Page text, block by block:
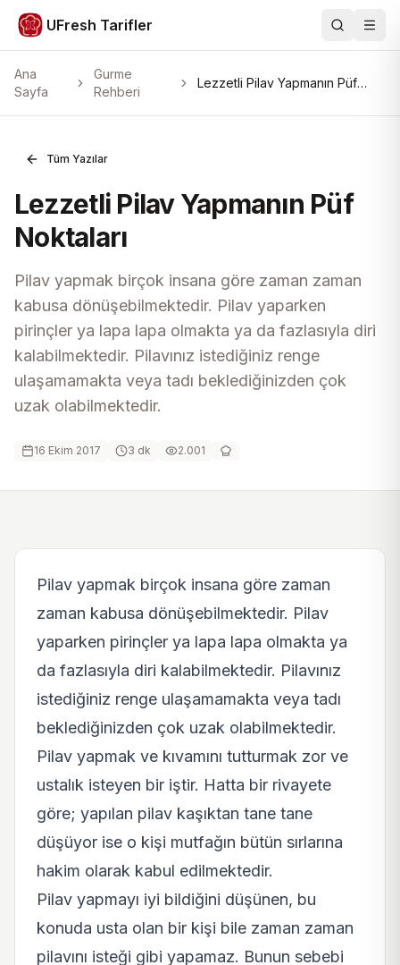
UFresh Tarifler Ara
Ana
Sayfa
Gurme
Rehberi
Lezzetli Pilav Yapmanın Püf
Tüm Yazılar
Lezzetli Pilav Yapmanın Püf
Noktaları
Pilav yapmak birçok insana göre zaman zaman
kabusa dönüşebilmektedir. Pilav yaparken
pirinçler ya lapa lapa olmakta ya da fazlasıyla diri
kalabilmektedir. Pilavınız istediğiniz renge
ulaşamamakta veya tadı beklediğinizden çok
uzak olabilmektedir.
16 Ekim 2017 3 dk 2.001
Pilav yapmak birçok insana göre zaman
zaman kabusa dönüşebilmektedir. Pilav
yaparken pirinçler ya lapa lapa olmakta ya
da fazlasıyla diri kalabilmektedir. Pilavınız
istediğiniz renge ulaşamamakta veya tadı
beklediğinizden çok uzak olabilmektedir.
Pilav yapmak ve kıvamını tutturmak zor ve
ustalık isteyen bir iştir. Hatta bir rivayete
göre; yapılan pilav kaşıktan tane tane
düşüyor ise o kişi mutfağın bütün sırlarına
hakim olarak kabul edilmektedir.
Pilav yapmayı iyi bildiğini düşünen, bu
konuda usta olan bir kişi bile zaman zaman
pilavını isteği gibi yapamaz. Bunun sebebi